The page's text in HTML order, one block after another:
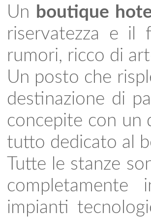
Un boutique
riservatezza e il
rumori, ricco di
Un posto che
destinazione di
concepite con un
tutto dedicato al
Tutte le stanze
completamente
impianti